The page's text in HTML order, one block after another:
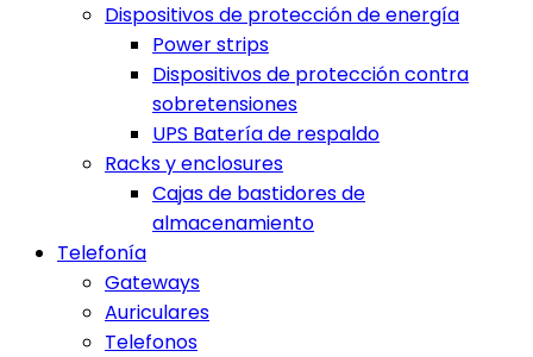
Dispositivos de protección de energía
Power strips
Dispositivos de protección contra
sobretensiones
UPS Batería de respaldo
Racks y enclosures
Cajas de bastidores de
almacenamiento
Telefonía
Gateways
Auriculares
Telefonos